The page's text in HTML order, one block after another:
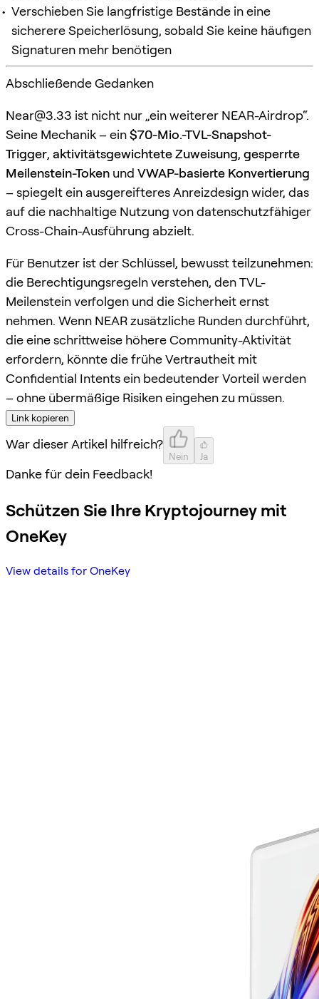
Verschieben Sie langfristige Bestände in eine
sicherere Speicherlösung, sobald Sie keine häufigen
Signaturen mehr benötigen
Abschließende Gedanken
Near@3.33 ist nicht nur „ein weiterer NEAR-Airdrop“.
Seine Mechanik – ein$70-Mio.-TVL-Snapshot-
Trigger, aktivitätsgewichtete Zuweisung, gesperrte
Meilenstein-Token und VWAP-basierte Konvertierung
– spiegelt ein ausgereifteres Anreizdesign wider, das
auf die nachhaltige Nutzung von datenschutzfähiger
Cross-Chain-Ausführung abzielt.
Für Benutzer ist der Schlüssel, bewusst teilzunehmen:
die Berechtigungsregeln verstehen, den TVL-
Meilenstein verfolgen und die Sicherheit ernst
nehmen. Wenn NEAR zusätzliche Runden durchführt,
die eine schrittweise höhere Community-Aktivität
erfordern, könnte die frühe Vertrautheit mit
Confidential Intents ein bedeutender Vorteil werden
– ohne übermäßige Risiken eingehen zu müssen.
Link kopieren
War dieser Artikel hilfreich?
Nein Ja
Danke für dein Feedback!
Schützen Sie Ihre Kryptojourney mit
OneKey
View details for OneKey